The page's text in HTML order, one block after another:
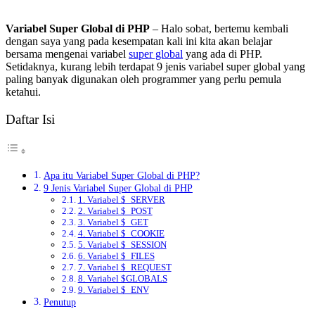
Variabel Super Global di PHP – Halo sobat, bertemu kembali
dengan saya yang pada kesempatan kali ini kita akan belajar
bersama mengenai variabel super global yang ada di PHP.
Setidaknya, kurang lebih terdapat 9 jenis variabel super global yang
paling banyak digunakan oleh programmer yang perlu pemula
ketahui.
Daftar Isi
Apa itu Variabel Super Global di PHP?
9 Jenis Variabel Super Global di PHP
1. Variabel $_SERVER
2. Variabel $_POST
3. Variabel $_GET
4. Variabel $_COOKIE
5. Variabel $_SESSION
6. Variabel $_FILES
7. Variabel $_REQUEST
8. Variabel $GLOBALS
9. Variabel $_ENV
Penutup